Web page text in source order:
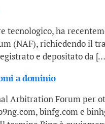
tecnologico, ha
(NAF), richiedendo il
e depositato da
a dominio
Arbitration Forum per
binfg.com e